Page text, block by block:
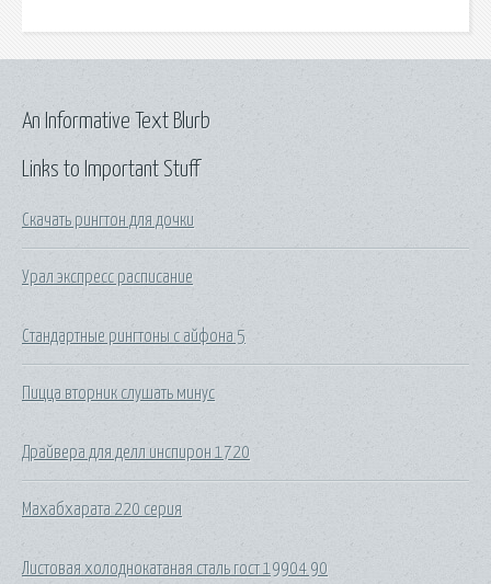
Links to Important Stuff
Скачать рингтон для дочки
Урал экспресс расписание
Стандартные рингтоны с айфона 5
Пицца вторник слушать минус
Драйвера для делл инспирон 1720
Махабхарата 220 серия
Листовая холоднокатаная сталь гост 19904 90
An Informative Text Blurb